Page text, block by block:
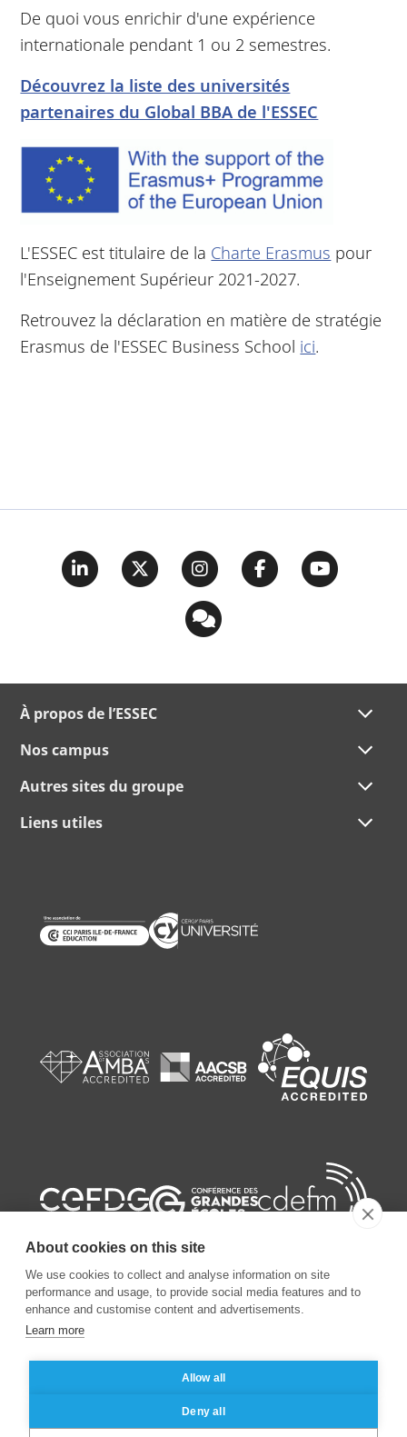
De quoi vous enrichir d'une expérience
internationale pendant 1 ou 2 semestres.
Découvrez la liste des universités
partenaires du Global BBA de l'ESSEC
L'ESSEC est titulaire de la Charte Erasmus pour
l'Enseignement Supérieur 2021-2027.
Retrouvez la déclaration en matière de stratégie
Erasmus de l'ESSEC Business School ici.
À propos de l’ESSEC
Nos campus
Autres sites du groupe
Liens utiles
©2026ESSEC Business School
Protection des données personnelles
About cookies on this site
We use cookies to collect and analyse information on site
performance and usage, to provide social media features and to
enhance and customise content and advertisements.
Learn more
Allow all
Deny all